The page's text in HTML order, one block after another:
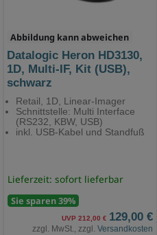
Abbildung kann abweichen
Datalogic Heron HD3130,
1D, Multi-IF, Kit (USB),
schwarz
Retail, 1D, Linear-Imager
Schnittstelle: Multi Interface
(RS232, KBW, USB)
inkl. USB-Kabel und Standfuß
Lieferzeit: sofort lieferbar
Sie sparen 39%
UVP 212,00 € 129,00 €
zzgl. MwSt., zzgl. Versandkosten